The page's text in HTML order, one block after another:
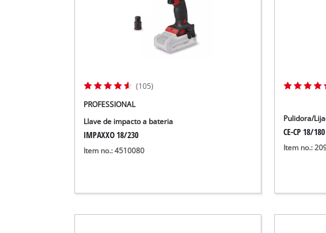
(105)
PROFESSIONAL
Llave de impacto a bateria
IMPAXXO 18/230
Item no.: 4510080
Pulidora/
CE-CP 18/
Item no.: